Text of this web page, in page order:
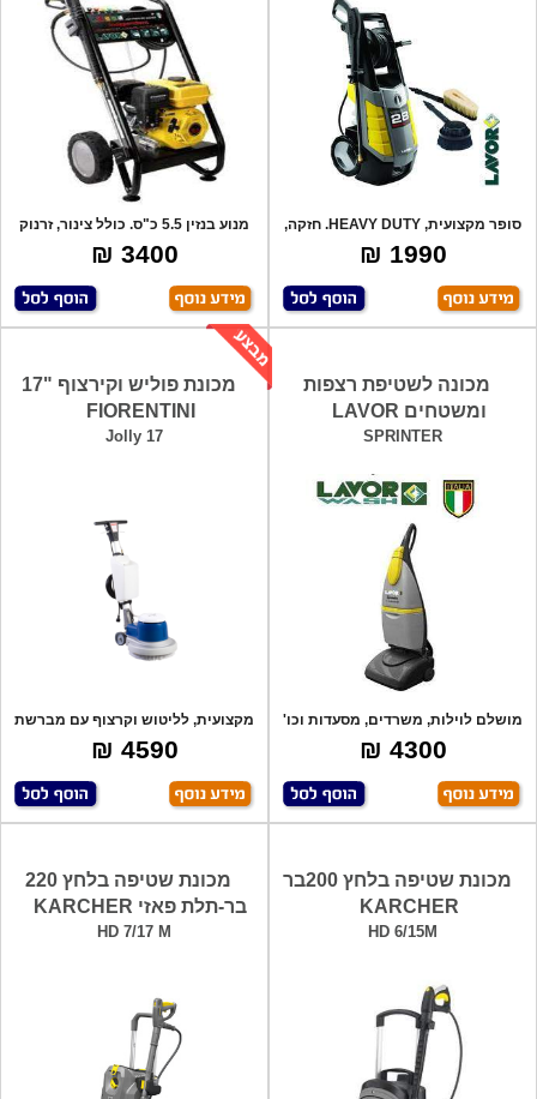
סופר מקצועית, HEAVY DUTY. חזקה,
איכותית
1990 ₪
מנוע בנזין 5.5 כ"ס. כולל צינור, זרנוק
אל
3400 ₪
מכונה לשטיפת רצפות
ומשטחים LAVOR
SPRINTER
מושלם לוילות, משרדים, מסעדות וכו'
עד 200
4300 ₪
מכונת פוליש וקירצוף "17
FIORENTINI
Jolly 17
מקצועית, לליטוש וקרצוף עם מברשת
ניילון ו
4590 ₪
מכונת שטיפה בלחץ 200בר
KARCHER
HD 6/15M
מכונת שטיפה בלחץ 220
בר-תלת פאזי KARCHER
HD 7/17 M